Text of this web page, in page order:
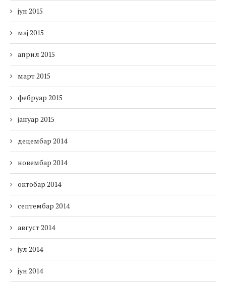
јун 2015
мај 2015
април 2015
март 2015
фебруар 2015
јануар 2015
децембар 2014
новембар 2014
октобар 2014
септембар 2014
август 2014
јул 2014
јун 2014